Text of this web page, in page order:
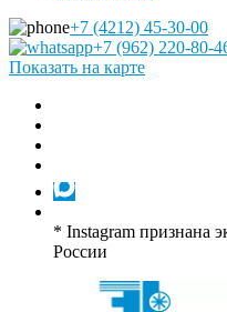
+7 (4212) 45-30-00
+7 (962) 220-80-
Показать на карте
* Instagram признана
России